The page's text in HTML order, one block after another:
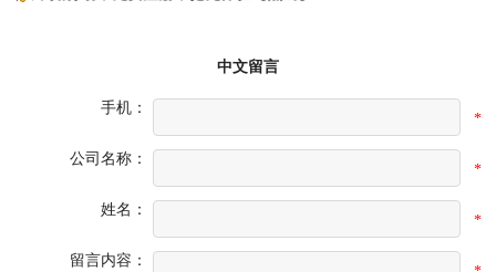
中文留言
手机：
*
公司名称：
*
姓名：
*
留言内容：